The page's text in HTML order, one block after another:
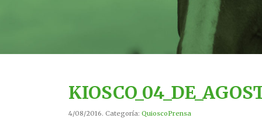
4/08/2016. Categoría: QuioscoPrensa